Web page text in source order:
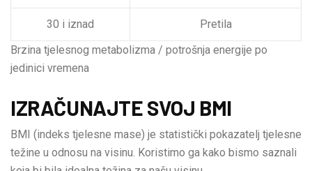
30 i iznad
Pretila
Brzina tjelesnog metabolizma / potrošnja energije po
jedinici vremena
IZRAČUNAJTE SVOJ BMI
BMI (indeks tjelesne mase) je statistički pokazatelj tjelesne
težine u odnosu na visinu. Koristimo ga kako bismo saznali